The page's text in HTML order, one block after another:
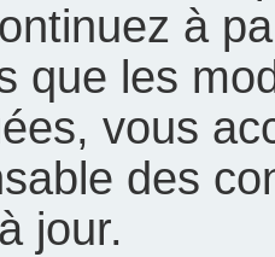
à
que les
vous
des
jour.